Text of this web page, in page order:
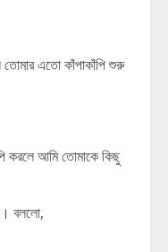
এতো কাঁপাকাঁপি শুরু
করলে আমি তোমাকে কিছু
বললো,